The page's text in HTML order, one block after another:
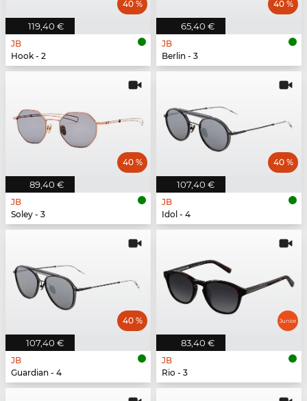
119,40 €
40 %
JB
Hook - 2
65,40 €
40 %
JB
Berlin - 3
89,40 €
40 %
JB
Soley - 3
107,40 €
40 %
JB
Idol - 4
107,40 €
40 %
JB
Guardian - 4
83,40 €
JB
Rio - 3